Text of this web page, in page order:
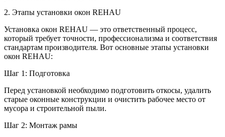
2. Этапы установки окон REHAU
Установка окон REHAU — это ответственный процесс,
который требует точности, профессионализма и соответствия
стандартам производителя. Вот основные этапы установки
окон REHAU:
Шаг 1: Подготовка
Перед установкой необходимо подготовить откосы, удалить
старые оконные конструкции и очистить рабочее место от
мусора и строительной пыли.
Шаг 2: Монтаж рамы